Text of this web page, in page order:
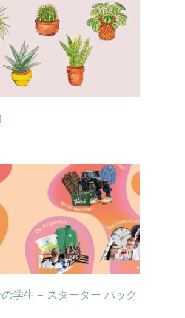
学生 – スターター パック